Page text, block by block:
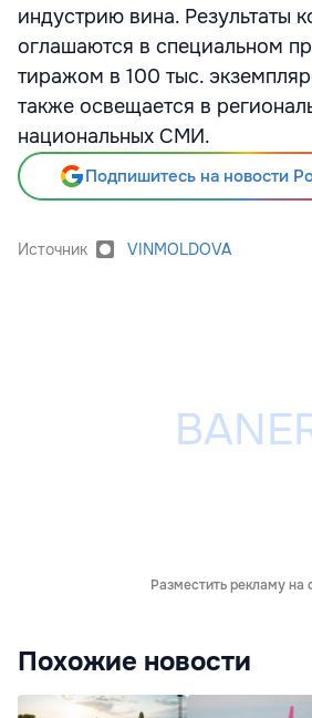
индустрию вина. Результаты
оглашаются в специальном
тиражом в 100 тыс.
также освещается в
национальных СМИ.
Подпишитесь на новости
Источник VINMOLDOVA
Разместить рекламу на
Похожие новости